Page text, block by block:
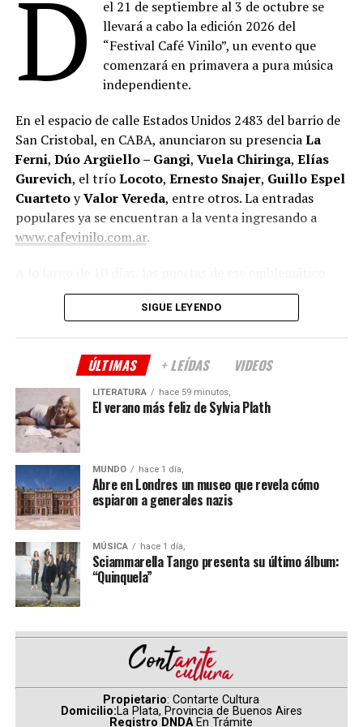
D
el 21 de septiembre al 3 de octubre se
llevará a cabo la edición 2026 del
“Festival Café Vinilo”, un evento que
comenzará en primavera a pura música
independiente.
En el espacio de calle Estados Unidos 2483 del barrio de
San Cristobal, en CABA, anunciaron su presenciaLa
Ferni, Dúo Argüello – Gangi, Vuela Chiringa, Elías
Gurevich, el tríoLocoto, Ernesto Snajer, Guillo Espel
CuartetoyValor Vereda, entre otros. La entradas
populares ya se encuentran a la venta ingresando a
www.cafevinilo.com.ar.
espacio cultural porteño estarán abiertas para celebrar
un año más de vida, haciendo partícipe a la comunidad
Tras haber cumplido cuatro años en la nueva sede
ubicada en el barrio de San Cristóbal, sus productores
Teresa RodríguezyEduardo Mischcelebran la
segunda entrega del Festival.
En esta casona de 1913 donde vivieron
Tejada GómezyMercedes Sosa, la música vibra entre
sus paredes, el arte y la poesía resuena en sus cimientos
y con estas raíces de pasión y coraje,
produciendo arte y música independiente.
Programación
Concierto didáctico de Valor Vereda en la Escuela
Normal Nro. 8 de Boedo
Jueves 24 de septiembre – a las 21
La Ferni – Apertura del Festival
SIGUE LEYENDO
ÚLTIMAS + LEÍDAS VIDEOS
LITERATURA hace 59 minutos,
El verano más feliz de Sylvia Plath
MUNDO hace 1 día,
Abre en Londres un museo que revela cómo
espiaron a generales nazis
MÚSICA hace 1 día,
Sciammarella Tango presenta su último álbum:
“Quinquela”
Propietario: Contarte Cultura
Domicilio:La Plata, Provincia de Buenos Aires
Registro DNDA En Trámite